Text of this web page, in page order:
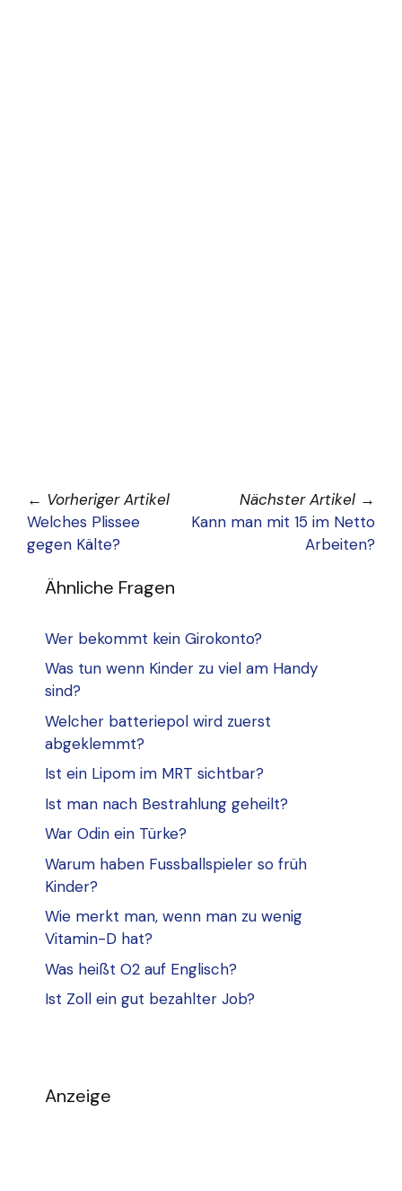
← Vorheriger Artikel
Welches Plissee
gegen Kälte?
Nächster Artikel →
Kann man mit 15 im Netto
Arbeiten?
Ähnliche Fragen
Wer bekommt kein Girokonto?
Was tun wenn Kinder zu viel am Handy
sind?
Welcher batteriepol wird zuerst
abgeklemmt?
Ist ein Lipom im MRT sichtbar?
Ist man nach Bestrahlung geheilt?
War Odin ein Türke?
Warum haben Fussballspieler so früh
Kinder?
Wie merkt man, wenn man zu wenig
Vitamin-D hat?
Was heißt O2 auf Englisch?
Ist Zoll ein gut bezahlter Job?
Anzeige